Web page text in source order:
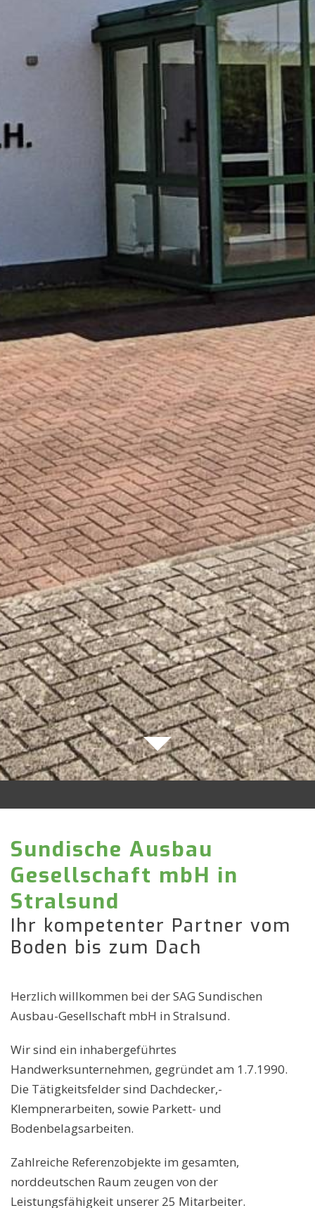
Sundische Ausbau
Gesellschaft mbH in
Stralsund
Ihr kompetenter Partner vom
Boden bis zum Dach
Herzlich willkommen bei der SAG Sundischen
Ausbau-Gesellschaft mbH in Stralsund.
Wir sind ein inhabergeführtes
Handwerksunternehmen, gegründet am 1.7.1990.
Die Tätigkeitsfelder sind Dachdecker,-
Klempnerarbeiten, sowie Parkett- und
Bodenbelagsarbeiten.
Zahlreiche Referenzobjekte im gesamten,
norddeutschen Raum zeugen von der
Leistungsfähigkeit unserer 25 Mitarbeiter.